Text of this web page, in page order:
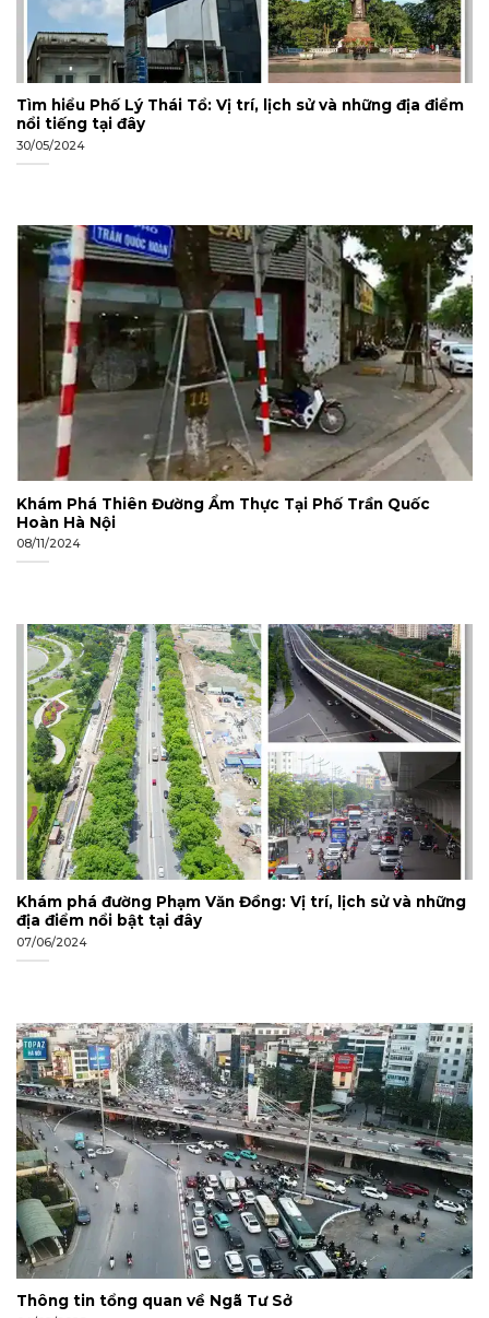
Tìm hiểu Phố Lý Thái Tổ: Vị trí, lịch sử và những địa điểm
nổi tiếng tại đây
30/05/2024
Khám Phá Thiên Đường Ẩm Thực Tại Phố Trần Quốc
Hoàn Hà Nội
08/11/2024
Khám phá đường Phạm Văn Đồng: Vị trí, lịch sử và những
địa điểm nổi bật tại đây
07/06/2024
Thông tin tổng quan về Ngã Tư Sở